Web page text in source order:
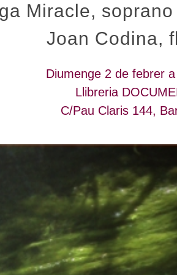
Miracle,
Joan Codina,
Diumenge 2 de febrer
Llibreria
C/Pau Claris 144,